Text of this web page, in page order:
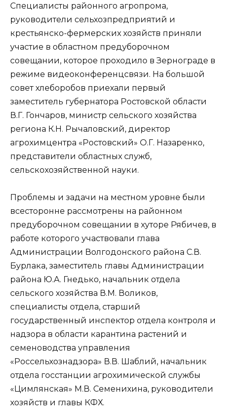
Специалисты районного агропрома,
руководители сельхозпредприятий и
крестьянско-фермерских хозяйств приняли
участие в областном предуборочном
совещании, которое проходило в Зернограде в
режиме видеоконференцсвязи. На большой
совет хлеборобов приехали первый
заместитель губернатора Ростовской области
В.Г. Гончаров, министр сельского хозяйства
региона К.Н. Рычаловский, директор
агрохимцентра «Ростовский» О.Г. Назаренко,
представители областных служб,
сельскохозяйственной науки.
Проблемы и задачи на местном уровне были
всесторонне рассмотрены на районном
предуборочном совещании в хуторе Рябичев, в
работе которого участвовали глава
Администрации Волгодонского района С.В.
Бурлака, заместитель главы Администрации
района Ю.А. Гнедько, начальник отдела
сельского хозяйства В.М. Воликов,
специалисты отдела, старший
государственный инспектор отдела контроля и
надзора в области карантина растений и
семеноводства управления
«Россельхознадзора» В.В. Шаблий, начальник
отдела госстанции агрохимической службы
«Цимлянская» М.В. Семенихина, руководители
хозяйств и главы КФХ.